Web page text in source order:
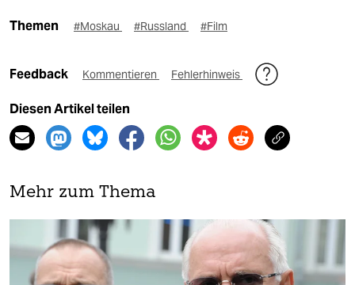
Themen #Moskau #Russland #Film
Feedback Kommentieren Fehlerhinweis
Diesen Artikel teilen
Mehr zum Thema